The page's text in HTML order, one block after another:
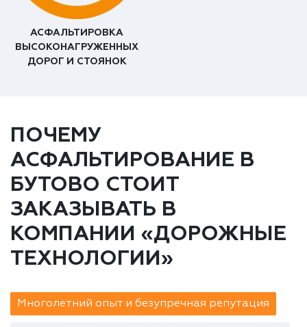
АСФАЛЬТИРОВКА
ВЫСОКОНАГРУЖЕННЫХ
ДОРОГ И СТОЯНОК
ПОЧЕМУ
АСФАЛЬТИРОВАНИЕ В
БУТОВО СТОИТ
ЗАКАЗЫВАТЬ В
КОМПАНИИ «ДОРОЖНЫЕ
ТЕХНОЛОГИИ»
Многолетний опыт и безупречная репутация